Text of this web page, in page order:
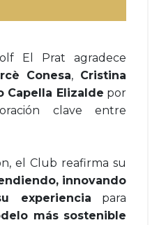
El Prat agradece
Conesa, Cristina
Capella Elizalde por
clave entre
el Club reafirma su
innovando
experiencia para
más sostenible